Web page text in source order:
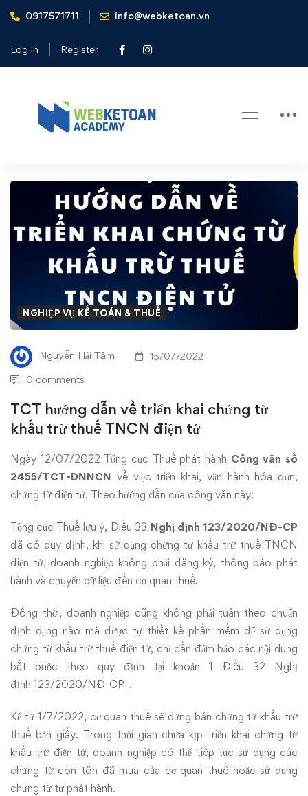
0917571711 info@webketoan.vn
Log in Register
Home
Nghiệp vụ Kế toán & Thuế
điện tử
TCT
hướng
dẫn
triển
khai
chứng
từ
khấu
trừ
thuế
TNCN
điện
tử
NGHIỆP VỤ KẾ TOÁN & THUẾ
Nguyễn Hải Tâm 15/07/2022
0 comments
TCT hướng dẫn về triển khai chứng từ
khấu trừ thuế TNCN điện tử
Ngày 12/07/2022 Tổng cục Thuế phát hành Công văn số
2455/TCT-DNNCN về việc triển khai, vận hành hóa đơn,
chứng từ điện tử. Theo hướng dẫn của công văn này:
Tổng cục Thuế lưu ý, Điều 33 Nghị định 123/2020/NĐ-CP
đã có quy định, khi sử dụng chứng từ khấu trừ thuế TNCN
điện tử, doanh nghiệp không phải đăng ký, thông báo phát
hành và chuyển dữ liệu đến cơ quan thuế.
Đồng thời, doanh nghiệp cũng không phải tuân theo chuẩn
định dạng nào mà được tự thiết kế phần mềm để sử dụng
chứng từ khấu trừ thuế điện tử, chỉ cần đảm bảo các nội dung
bắt buộc theo quy định tại khoản 1 Điều 32 Nghị
định 123/2020/NĐ-CP .
Kể từ 1/7/2022, cơ quan thuế sẽ dừng bán chứng từ khấu trừ
thuế bản giấy. Trong thời gian chưa kịp triển khai chứng từ
khấu trừ điện tử, doanh nghiệp có thể tiếp tục sử dụng các
chứng từ còn tồn đã mua của cơ quan thuế hoặc sử dụng
chứng từ tự phát hành.